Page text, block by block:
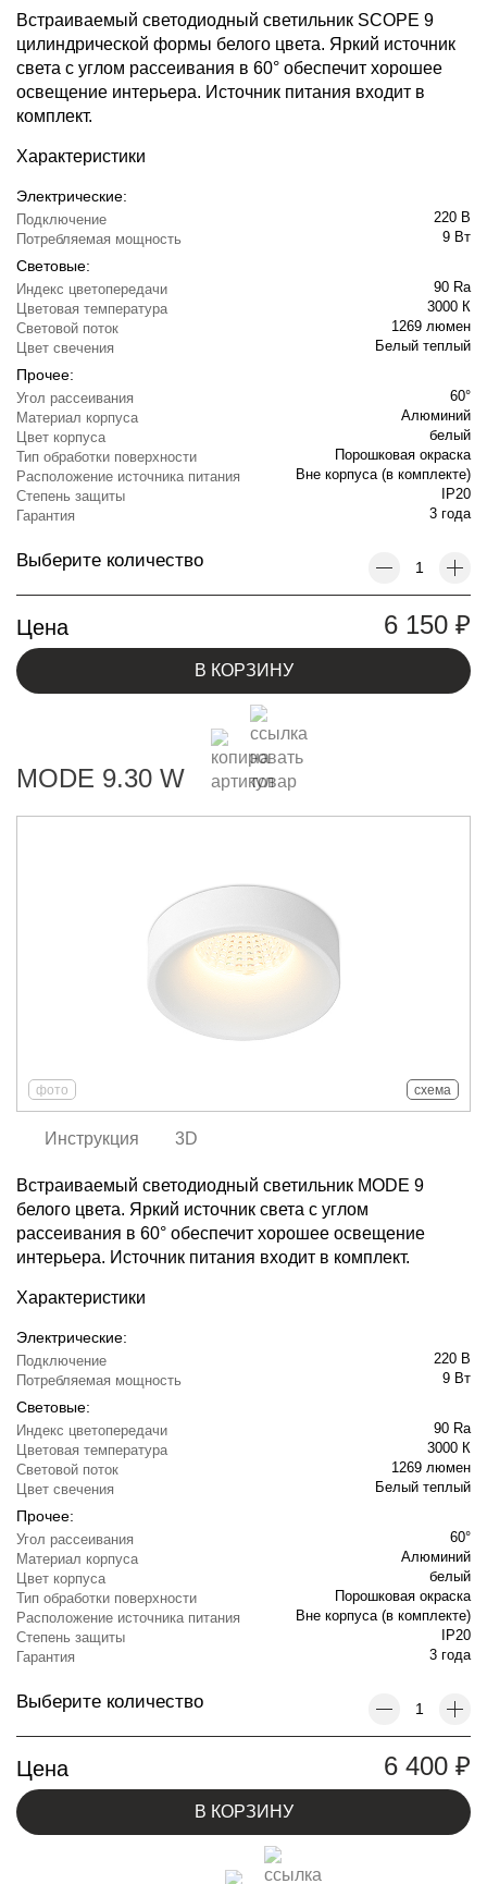
Встраиваемый светодиодный светильник SCOPE 9
цилиндрической формы белого цвета. Яркий источник
света с углом рассеивания в 60° обеспечит хорошее
освещение интерьера. Источник питания входит в
комплект.
Характеристики
Электрические:
Подключение
220 В
Потребляемая мощность
9 Вт
Световые:
Индекс цветопередачи
90 Ra
Цветовая температура
3000 К
Световой поток
1269 люмен
Цвет свечения
Белый теплый
Прочее:
Угол рассеивания
60°
Материал корпуса
Алюминий
Цвет корпуса
белый
Тип обработки поверхности
Порошковая окраска
Расположение источника питания
Вне корпуса (в комплекте)
Степень защиты
IP20
Гарантия
3 года
Выберите количество
Цена 6 150 ₽
В КОРЗИНУ
MODE 9.30 W
фото схема
Инструкция 3D
Встраиваемый светодиодный светильник MODE 9
белого цвета. Яркий источник света с углом
рассеивания в 60° обеспечит хорошее освещение
интерьера. Источник питания входит в комплект.
Характеристики
Электрические:
Подключение
220 В
Потребляемая мощность
9 Вт
Световые:
Индекс цветопередачи
90 Ra
Цветовая температура
3000 К
Световой поток
1269 люмен
Цвет свечения
Белый теплый
Прочее:
Угол рассеивания
60°
Материал корпуса
Алюминий
Цвет корпуса
белый
Тип обработки поверхности
Порошковая окраска
Расположение источника питания
Вне корпуса (в комплекте)
Степень защиты
IP20
Гарантия
3 года
Выберите количество
Цена 6 400 ₽
В КОРЗИНУ